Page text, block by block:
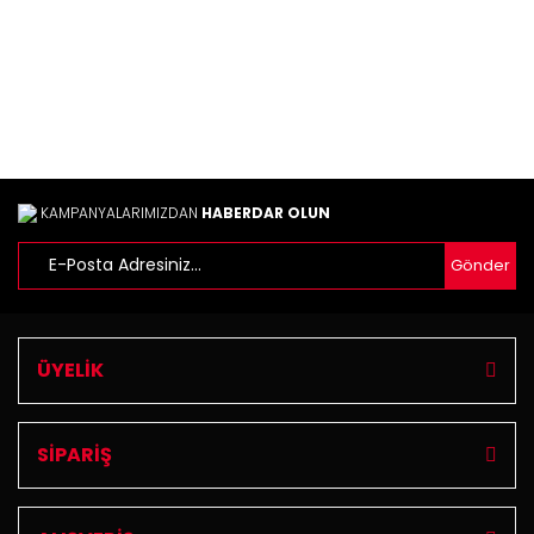
KAMPANYALARIMIZDAN HABERDAR OLUN
Gönder
ÜYELİK
SİPARİŞ